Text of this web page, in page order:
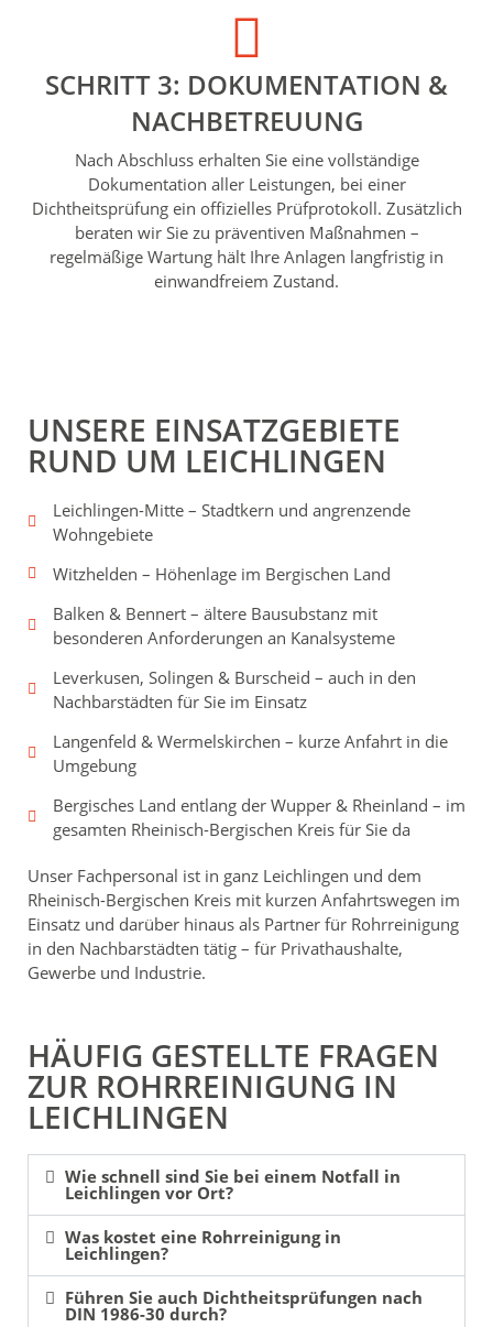
SCHRITT 3: DOKUMENTATION &
NACHBETREUUNG
Nach Abschluss erhalten Sie eine vollständige
Dokumentation aller Leistungen, bei einer
Dichtheitsprüfung ein offizielles Prüfprotokoll. Zusätzlich
beraten wir Sie zu präventiven Maßnahmen –
regelmäßige Wartung hält Ihre Anlagen langfristig in
einwandfreiem Zustand.
UNSERE EINSATZGEBIETE
RUND UM LEICHLINGEN
Leichlingen-Mitte – Stadtkern und angrenzende
Wohngebiete
Witzhelden – Höhenlage im Bergischen Land
Balken & Bennert – ältere Bausubstanz mit
besonderen Anforderungen an Kanalsysteme
Leverkusen, Solingen & Burscheid – auch in den
Nachbarstädten für Sie im Einsatz
Langenfeld & Wermelskirchen – kurze Anfahrt in die
Umgebung
Bergisches Land entlang der Wupper & Rheinland – im
gesamten Rheinisch-Bergischen Kreis für Sie da
Unser Fachpersonal ist in ganz Leichlingen und dem
Rheinisch-Bergischen Kreis mit kurzen Anfahrtswegen im
Einsatz und darüber hinaus als Partner für Rohrreinigung
in den Nachbarstädten tätig – für Privathaushalte,
Gewerbe und Industrie.
HÄUFIG GESTELLTE FRAGEN
ZUR ROHRREINIGUNG IN
LEICHLINGEN
Wie schnell sind Sie bei einem Notfall in
Leichlingen vor Ort?
Was kostet eine Rohrreinigung in
Leichlingen?
Führen Sie auch Dichtheitsprüfungen nach
DIN 1986-30 durch?